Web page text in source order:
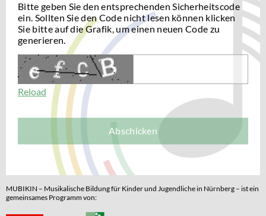
Bitte geben Sie den entsprechenden Sicherheitscode
ein. Sollten Sie den Code nicht lesen können klicken
Sie bitte auf die Grafik, um einen neuen Code zu
generieren.
Reload
Abschicken
MUBIKIN – Musikalische Bildung für Kinder und Jugendliche in Nürnberg – ist ein
gemeinsames Programm von: